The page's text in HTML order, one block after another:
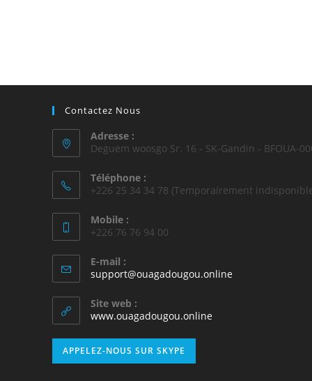
Contactez Nous
Adresse :
Deguem woosgo Sr. 16 - SK-Gandin - BFOUA-
Téléphone :
+226 25 34 34 78 (Temporairement
Mobile :
+226 76 76 94 00
E-mail :
support@ouagadougou.online
Site web :
www.ouagadougou.online
APPELEZ-NOUS SUR SKYPE